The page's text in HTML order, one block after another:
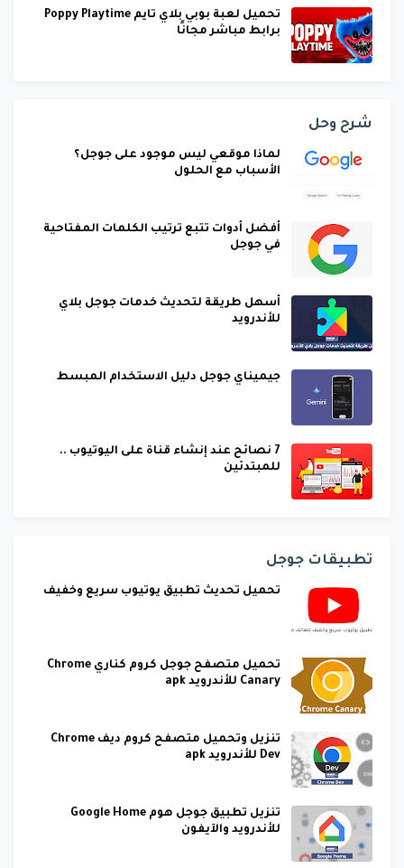
تحميل لعبة بوبي بلاي تايم Poppy Playtime
برابط مباشر مجانًا
شرح وحل
لماذا موقعي ليس موجود على جوجل؟
الأسباب مع الحلول
أفضل أدوات تتبع ترتيب الكلمات المفتاحية
في جوجل
أسهل طريقة لتحديث خدمات جوجل بلاي
للأندرويد
جيميناي جوجل دليل الاستخدام المبسط
7 نصائح عند إنشاء قناة على اليوتيوب ..
للمبتدئين
تطبيقات جوجل
تحميل تحديث تطبيق يوتيوب سريع وخفيف
تحميل متصفح جوجل كروم كناري Chrome
Canary للأندرويد apk
تنزيل وتحميل متصفح كروم ديف Chrome
Dev للأندرويد apk
تنزيل تطبيق جوجل هوم Google Home
للأندرويد والآيفون